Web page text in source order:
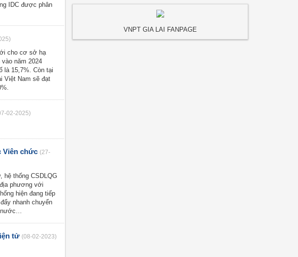
IDC được phân
cho cơ sở hạ
năm 2024
là 15,7%. Còn tại
Việt Nam sẽ đạt
02-2025)
Viên chức (27-
hệ thống CSDLQG
phương với
hiện đang tiếp
nhanh chuyển
tử (08-02-2023)
VNPT GIA LAI FANPAGE